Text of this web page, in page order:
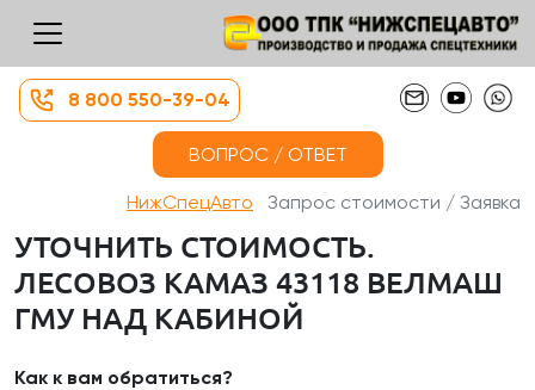
8 800 550-39-04
ВОПРОС / ОТВЕТ
НижСпецАвто Запрос стоимости / Заявка
УТОЧНИТЬ СТОИМОСТЬ.
ЛЕСОВОЗ КАМАЗ 43118 ВЕЛМАШ
ГМУ НАД КАБИНОЙ
Как к вам обратиться?